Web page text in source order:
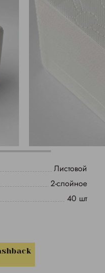
Листовой
2-слойное
40 шт